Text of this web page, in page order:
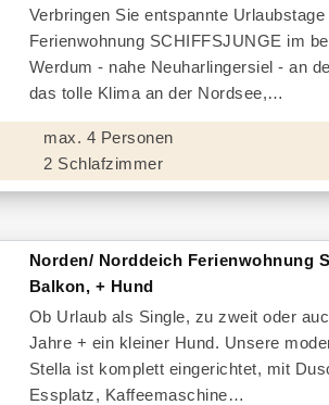
Verbringen Sie entspannte
Ferienwohnung SCHIFFSJUNGE im
Werdum - nahe Neuharlingersiel - an
das tolle Klima an der Nordsee,
max. 4 Personen
2 Schlafzimmer
Norden/ Norddeich Ferienwohnung
Balkon, + Hund
Ob Urlaub als Single, zu zweit oder
Jahre + ein kleiner Hund. Unsere
Stella ist komplett eingerichtet, mit
Essplatz, Kaffeemaschine